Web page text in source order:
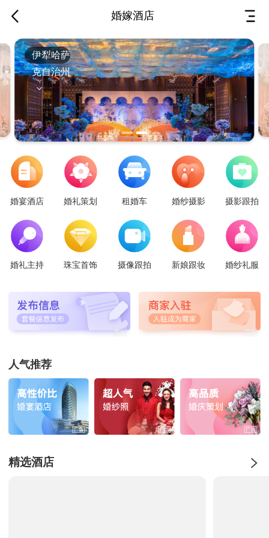
婚嫁酒店
伊犁哈萨
克自治州
婚宴酒店 婚礼策划 租婚车 婚纱摄影 摄影跟拍
婚礼主持 珠宝首饰 摄像跟拍 新娘跟妆 婚纱礼服
人气推荐
精选酒店